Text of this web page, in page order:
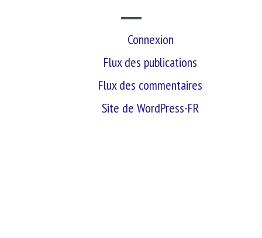
Connexion
Flux des publications
Flux des commentaires
Site de WordPress-FR